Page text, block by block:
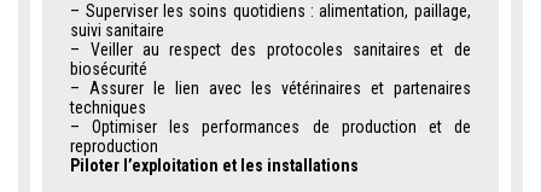
– Superviser les soins quotidiens : alimentation, paillage,
suivi sanitaire
– Veiller au respect des protocoles sanitaires et de
biosécurité
– Assurer le lien avec les vétérinaires et partenaires
techniques
– Optimiser les performances de production et de
reproduction
Piloter l’exploitation et les installations